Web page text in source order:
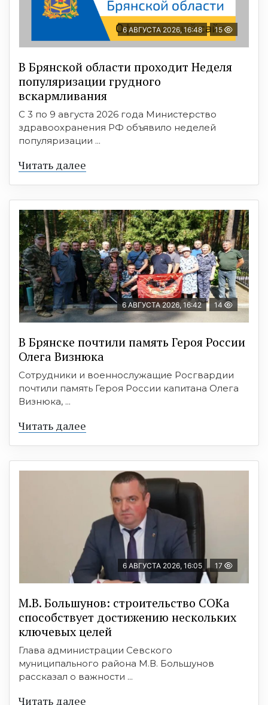
6 АВГУСТА 2026, 16:48 15
В Брянской области проходит Неделя
популяризации грудного
вскармливания
С 3 по 9 августа 2026 года Министерство
здравоохранения РФ объявило неделей
популяризации ...
Читать далее
6 АВГУСТА 2026, 16:42 14
В Брянске почтили память Героя России
Олега Визнюка
Сотрудники и военнослужащие Росгвардии
почтили память Героя России капитана Олега
Визнюка, ...
Читать далее
6 АВГУСТА 2026, 16:05 17
М.В. Большунов: строительство СОКа
способствует достижению нескольких
ключевых целей
Глава администрации Севского
муниципального района М.В. Большунов
рассказал о важности ...
Читать далее